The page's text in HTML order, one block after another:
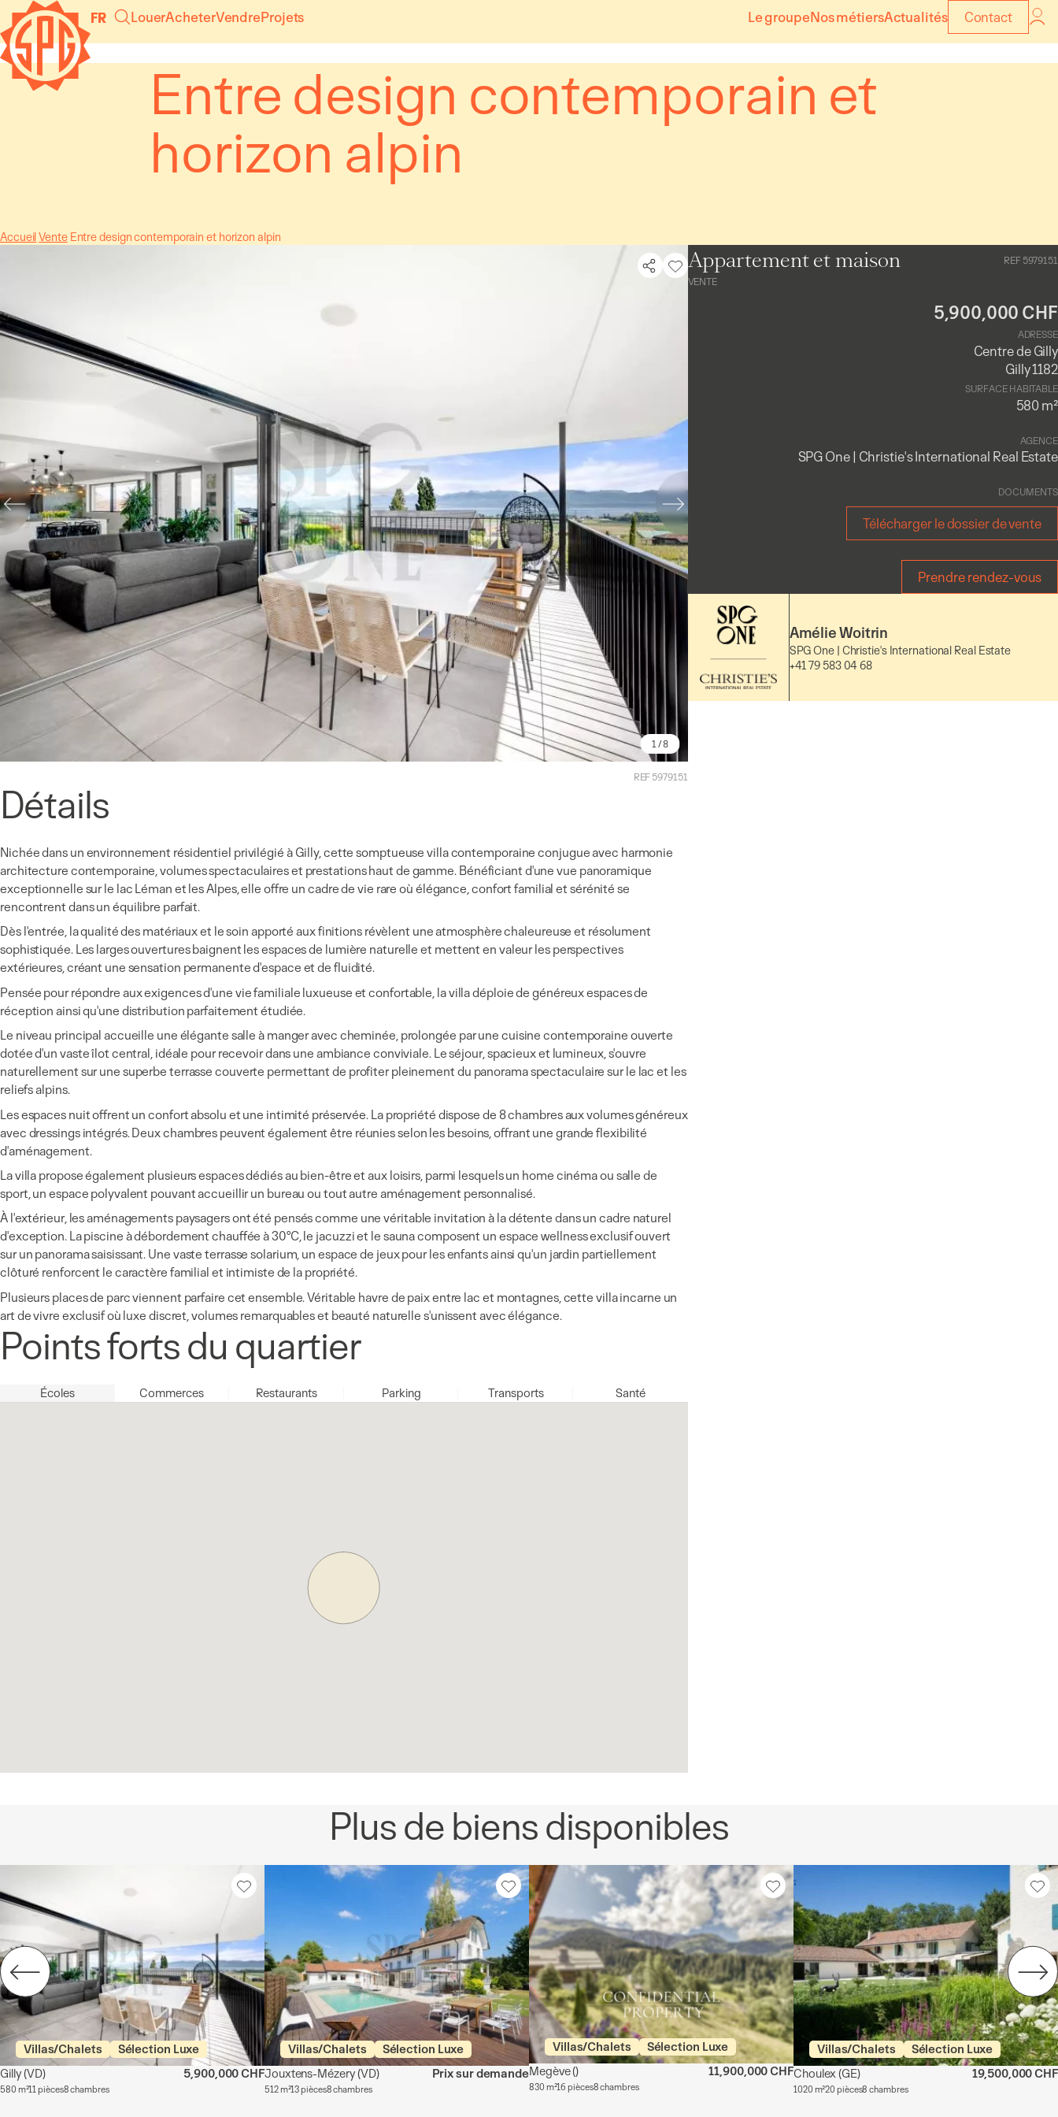
Panneau de gestion des cookies
FR LouerAcheterVendreProjets Le groupeNos métiersActualités Contact
Entre design contemporain et
horizon alpin
AccueilVente Entre design contemporain et horizon alpin
1 / 8
REF 5979151
Détails
Nichée dans un environnement résidentiel privilégié à Gilly, cette somptueuse villa contemporaine conjugue avec harmonie
architecture contemporaine, volumes spectaculaires et prestations haut de gamme. Bénéficiant d'une vue panoramique
exceptionnelle sur le lac Léman et les Alpes, elle offre un cadre de vie rare où élégance, confort familial et sérénité se
rencontrent dans un équilibre parfait.
Dès l'entrée, la qualité des matériaux et le soin apporté aux finitions révèlent une atmosphère chaleureuse et résolument
sophistiquée. Les larges ouvertures baignent les espaces de lumière naturelle et mettent en valeur les perspectives
extérieures, créant une sensation permanente d'espace et de fluidité.
Pensée pour répondre aux exigences d'une vie familiale luxueuse et confortable, la villa déploie de généreux espaces de
réception ainsi qu'une distribution parfaitement étudiée.
Le niveau principal accueille une élégante salle à manger avec cheminée, prolongée par une cuisine contemporaine ouverte
dotée d'un vaste îlot central, idéale pour recevoir dans une ambiance conviviale. Le séjour, spacieux et lumineux, s'ouvre
naturellement sur une superbe terrasse couverte permettant de profiter pleinement du panorama spectaculaire sur le lac et les
reliefs alpins.
Les espaces nuit offrent un confort absolu et une intimité préservée. La propriété dispose de 8 chambres aux volumes généreux
avec dressings intégrés. Deux chambres peuvent également être réunies selon les besoins, offrant une grande flexibilité
d'aménagement.
La villa propose également plusieurs espaces dédiés au bien-être et aux loisirs, parmi lesquels un home cinéma ou salle de
sport, un espace polyvalent pouvant accueillir un bureau ou tout autre aménagement personnalisé.
À l'extérieur, les aménagements paysagers ont été pensés comme une véritable invitation à la détente dans un cadre naturel
d'exception. La piscine à débordement chauffée à 30°C, le jacuzzi et le sauna composent un espace wellness exclusif ouvert
sur un panorama saisissant. Une vaste terrasse solarium, un espace de jeux pour les enfants ainsi qu'un jardin partiellement
clôturé renforcent le caractère familial et intimiste de la propriété.
Plusieurs places de parc viennent parfaire cet ensemble. Véritable havre de paix entre lac et montagnes, cette villa incarne un
art de vivre exclusif où luxe discret, volumes remarquables et beauté naturelle s'unissent avec élégance.
Points forts du quartier
Écoles Commerces Restaurants Parking Transports Santé
Appartement et maison
VENTE
REF 5979151
5,900,000 CHF
ADRESSE
Centre de Gilly
Gilly 1182
SURFACE HABITABLE
580 m²
AGENCE
SPG One | Christie's International Real Estate
DOCUMENTS
Télécharger le dossier de vente
Prendre rendez-vous
Amélie Woitrin
SPG One | Christie's International Real Estate
+41 79 583 04 68
Plus de biens disponibles
Villas/Chalets
Sélection Luxe
Gilly(VD)
580 m²11 pièces8 chambres
5,900,000 CHF
Villas/Chalets
Sélection Luxe
Jouxtens-Mézery(VD)
512 m²13 pièces8 chambres
Prix sur demande
Villas/Chalets
Sélection Luxe
Megève()
830 m²16 pièces8 chambres
11,900,000 CHF
Villas/Chalets
Sélection Luxe
Choulex (GE)
1020 m²20 pièces8 chambres
19,500,000 CHF